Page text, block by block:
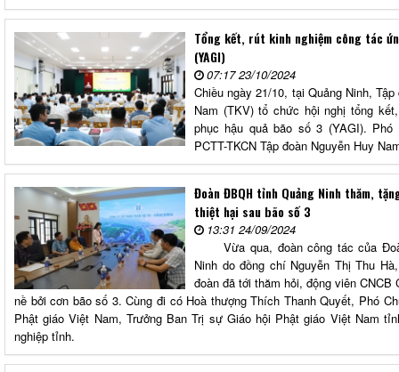
Tổng kết, rút kinh nghiệm công tác
(YAGI)
07:17 23/10/2024
Chiều ngày 21/10, tại Quảng Ninh,
Nam (TKV) tổ chức hội nghị tổng
phục hậu quả bão số 3 (YAGI).
PCTT-TKCN Tập đoàn Nguyễn Huy
Đoàn ĐBQH tỉnh Quảng Ninh thăm,
thiệt hại sau bão số 3
13:31 24/09/2024
Vừa qua, đoàn công tác của
Ninh do đồng chí Nguyễn Thị Thu
đoàn đã tới thăm hỏi, động viên
nề bởi cơn bão số 3. Cùng đi có Hoà thượng Thích Thanh Quyết, Phó
Phật giáo Việt Nam, Trưởng Ban Trị sự Giáo hội Phật giáo Việt Nam
nghiệp tỉnh.